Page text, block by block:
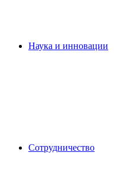
Наука и инновации
Сотрудничество